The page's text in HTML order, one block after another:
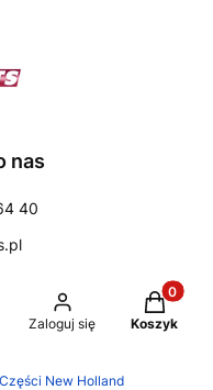
nas
40
Zaloguj się Koszyk
Części New Holland